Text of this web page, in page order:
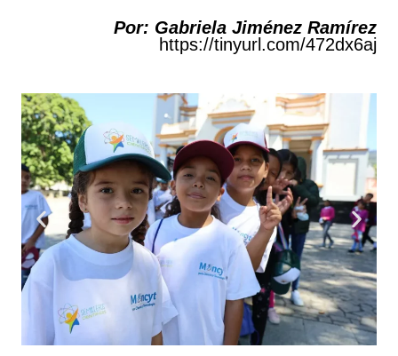
Por: Gabriela Jiménez Ramírez
https://tinyurl.com/472dx6aj